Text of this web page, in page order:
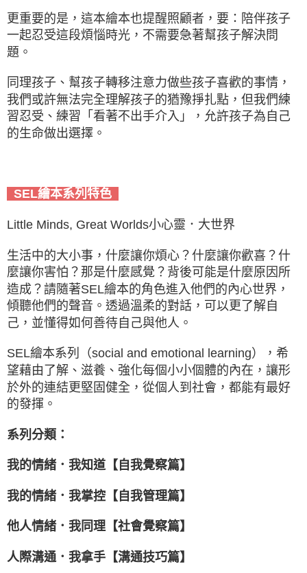
更重要的是，這本繪本也提醒照顧者，要：陪伴孩子
一起忍受這段煩惱時光，不需要急著幫孩子解決問
題。
同理孩子、幫孩子轉移注意力做些孩子喜歡的事情，
我們或許無法完全理解孩子的猶豫掙扎點，但我們練
習忍受、練習「看著不出手介入」，允許孩子為自己
的生命做出選擇。
SEL繪本系列特色
Little Minds, Great Worlds小心靈．大世界
生活中的大小事，什麼讓你煩心？什麼讓你歡喜？什
麼讓你害怕？那是什麼感覺？背後可能是什麼原因所
造成？請隨著SEL繪本的角色進入他們的內心世界，
傾聽他們的聲音。透過溫柔的對話，可以更了解自
己，並懂得如何善待自己與他人。
SEL繪本系列（social and emotional learning），希
望藉由了解、滋養、強化每個小小個體的內在，讓形
於外的連結更堅固健全，從個人到社會，都能有最好
的發揮。
系列分類：
我的情緒．我知道【自我覺察篇】
我的情緒．我掌控【自我管理篇】
他人情緒．我同理【社會覺察篇】
人際溝通．我拿手【溝通技巧篇】